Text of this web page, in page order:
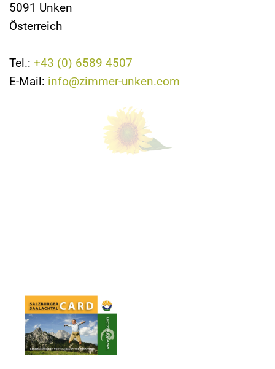
5091 Unken
Österreich
Tel.: +43 (0) 6589 4507
E-Mail: info@zimmer-unken.com